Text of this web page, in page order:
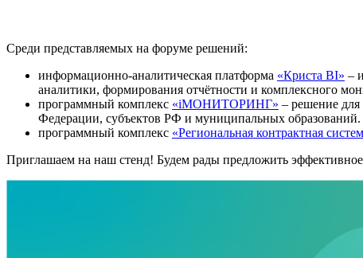
Среди представляемых на форуме решений:
информационно-аналитическая платформа «Криста BI» –
аналитики, формирования отчётности и комплексного
программный комплекс «iМОНИТОРИНГ» – решение для
Федерации, субъектов РФ и муниципальных образований.
программный комплекс «Региональная контрактная
Приглашаем на наш стенд! Будем рады предложить